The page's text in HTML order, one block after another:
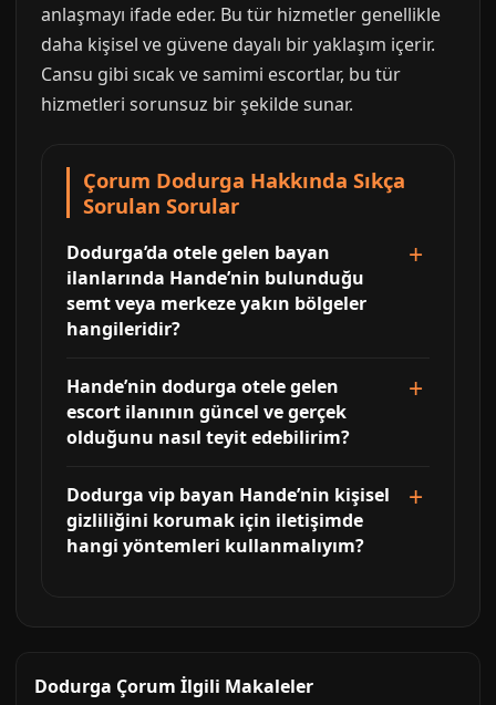
anlaşmayı ifade eder. Bu tür hizmetler genellikle
daha kişisel ve güvene dayalı bir yaklaşım içerir.
Cansu gibi sıcak ve samimi escortlar, bu tür
hizmetleri sorunsuz bir şekilde sunar.
Çorum Dodurga Hakkında Sıkça
Sorulan Sorular
Dodurga’da otele gelen bayan
ilanlarında Hande’nin bulunduğu
semt veya merkeze yakın bölgeler
hangileridir?
Hande’nin dodurga otele gelen
escort ilanının güncel ve gerçek
olduğunu nasıl teyit edebilirim?
Dodurga vip bayan Hande’nin kişisel
gizliliğini korumak için iletişimde
hangi yöntemleri kullanmalıyım?
Dodurga Çorum İlgili Makaleler